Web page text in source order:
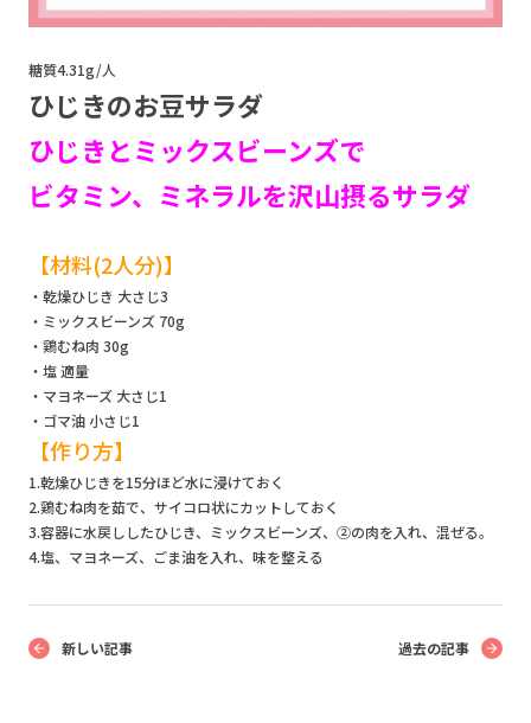
糖質4.31g/人
ひじきのお豆サラダ
ひじきとミックスビーンズで
ビタミン、ミネラルを沢山摂るサラダ
【材料(2人分)】
・乾燥ひじき 大さじ3
・ミックスビーンズ 70g
・鶏むね肉 30g
・塩 適量
・マヨネーズ 大さじ1
・ゴマ油 小さじ1
【作り方】
1.乾燥ひじきを15分ほど水に浸けておく
2.鶏むね肉を茹で、サイコロ状にカットしておく
3.容器に水戻ししたひじき、ミックスビーンズ、②の肉を入れ、混ぜる。
4.塩、マヨネーズ、ごま油を入れ、味を整える
新しい記事 過去の記事